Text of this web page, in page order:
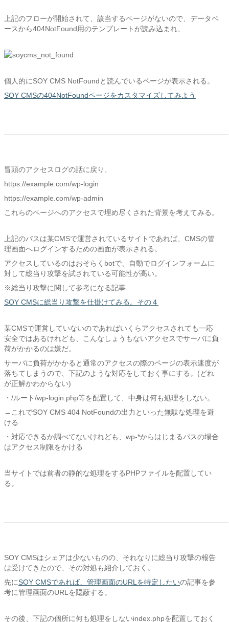
上記のフローが開始されて、該当するページがないので、データベ
ースから404NotFound用のテンプレートが読み込まれ、
個人的にSOY CMS NotFoundと読んでいるページが表示される。
SOY CMSの404NotFoundページをカスタマイズしてみよう
冒頭のアクセスログの話に戻り、
https://example.com/wp-login
https://example.com/wp-admin
これらのページへのアクセスで埋め尽くされた背景を考えてみる。
上記のパスは某CMSで運営されているサイトであれば、CMSの管
理画面へログインするための画面が表示される。
アクセスしているのはおそらくbotで、自動でログインフォームに
対して総当り攻撃を試されている可能性が高い。
※総当り攻撃に関して参考になる記事
SOY CMSに総当り攻撃を仕掛けてみる。その４
某CMSで運営していないのであればいくらアクセスされても一応
安全ではあるけれども、こんなしょうもないアクセスでサーバに負
荷がかかるのは嫌だ。
サーバに負荷がかかると通常のアクセスの際のページの表示速度が
落ちてしまうので、下記のような対応をしておく事にする。(どれ
が正解かわからない)
・/ルート/wp-login.php等を配置して、中身は何も処理をしない。
→これでSOY CMS 404 NotFoundの出力といった無駄な処理を避
ける
・対応できるか調べてないけれども、wp-*からはじまるパスの場合
はアクセス制限をかける
当サイトでは前者の静的な処理をするPHPファイルを配置してい
る。
SOY CMSはシェアは少ないものの、それなりに総当り攻撃の報告
は受けてきたので、その対処も紹介しておく。
先にSOY CMSであれば、管理画面のURLを特定したいの記事を参
考に管理画面のURLを隠蔽する。
その後、下記の個所に何も処理をしないindex.phpを配置しておく